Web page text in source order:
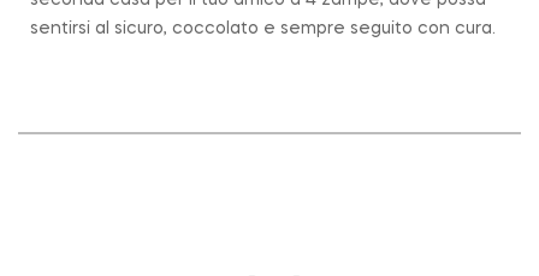
sentirsi al sicuro, coccolato e sempre seguito con cura.